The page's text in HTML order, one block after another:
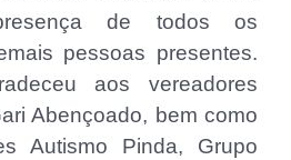
de todos os
pessoas presentes.
aos vereadores
Abençoado, bem como
Autismo Pinda, Grupo